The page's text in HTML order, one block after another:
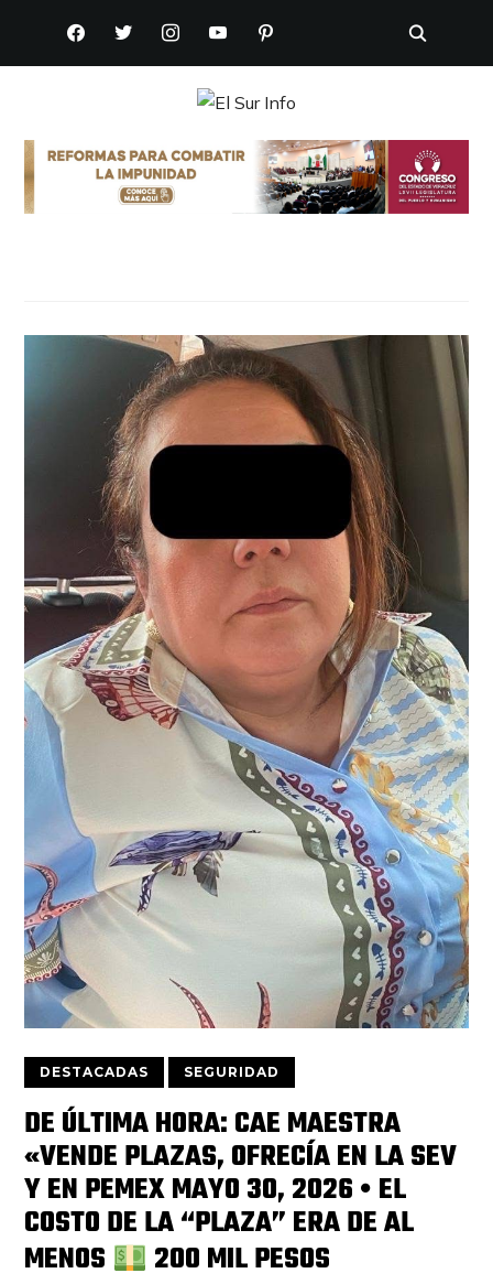
FACEBOOKTWITTERINSTAGRAMYOUTUBEPINTEREST
DESTACADAS SEGURIDAD
DE ÚLTIMA HORA: CAE MAESTRA
«VENDE PLAZAS, OFRECÍA EN LA SEV
Y EN PEMEX MAYO 30, 2026 •⁠ ⁠EL
COSTO DE LA “PLAZA” ERA DE AL
MENOS
200 MIL PESOS